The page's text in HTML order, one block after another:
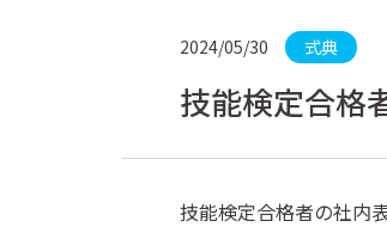
2024/05/30 式典
技能検定合格
技能検定合格者の社内